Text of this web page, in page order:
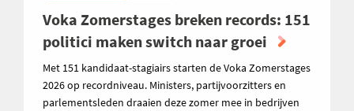
Voka Zomerstages breken records: 151
politici maken switch naar groei
Met 151 kandidaat-stagiairs starten de Voka Zomerstages
2026 op recordniveau. Ministers, partijvoorzitters en
parlementsleden draaien deze zomer mee in bedrijven